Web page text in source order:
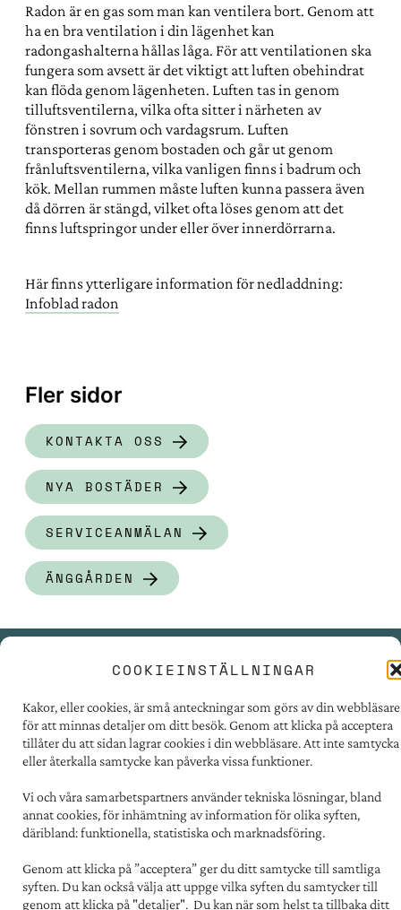
COOKIEINSTÄLLNINGAR
Kakor, eller cookies, är små anteckningar som görs av din webbläsare
för att minnas detaljer om ditt besök. Genom att klicka på acceptera
tillåter du att sidan lagrar cookies i din webbläsare. Att inte samtycka
eller återkalla samtycke kan påverka vissa funktioner.
Vi och våra samarbetspartners använder tekniska lösningar, bland
annat cookies, för inhämtning av information för olika syften,
däribland: funktionella, statistiska och marknadsföring.
Genom att klicka på ”acceptera” ger du ditt samtycke till samtliga
syften. Du kan också välja att uppge vilka syften du samtycker till
genom att klicka på "detaljer". Du kan när som helst ta tillbaka ditt
Radon är en gas som man kan ventilera bort. Genom att
ha en bra ventilation i din lägenhet kan
radongashalterna hållas låga. För att ventilationen ska
fungera som avsett är det viktigt att luften obehindrat
kan flöda genom lägenheten. Luften tas in genom
tilluftsventilerna, vilka ofta sitter i närheten av
fönstren i sovrum och vardagsrum. Luften
transporteras genom bostaden och går ut genom
frånluftsventilerna, vilka vanligen finns i badrum och
kök. Mellan rummen måste luften kunna passera även
då dörren är stängd, vilket ofta löses genom att det
finns luftspringor under eller över innerdörrarna.
Här finns ytterligare information för nedladdning:
Infoblad radon
Fler sidor
KONTAKTA OSS
NYA BOSTÄDER
SERVICEANMÄLAN
ÄNGGÅRDEN
TILLGÄNGLIGHET
FÖR LEVERANTÖRER
PERSONUPPGIFTER
OM COOKIES
Kontakt:
Postadress:
Familjebostäder i Göteborg